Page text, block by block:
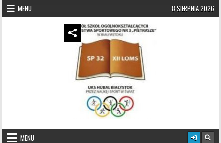
Skip to content
MENU 8 SIERPNIA 2026
UKS Hubal Białystok
MENU